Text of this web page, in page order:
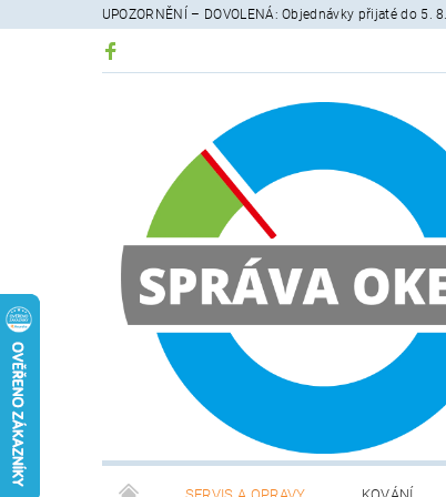
UPOZORNĚNÍ – DOVOLENÁ: Objednávky přijaté do